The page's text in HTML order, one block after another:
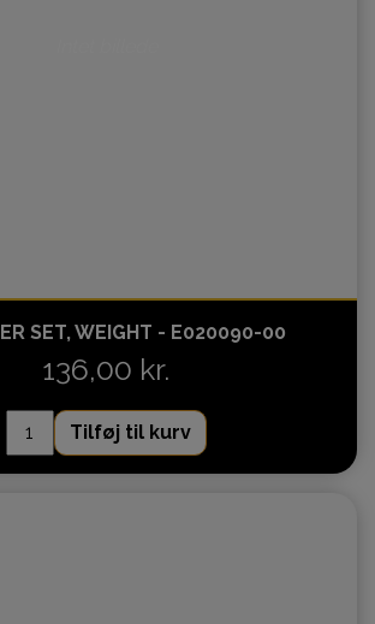
SET, WEIGHT - E020090-00
136,00 kr.
Tilføj til kurv